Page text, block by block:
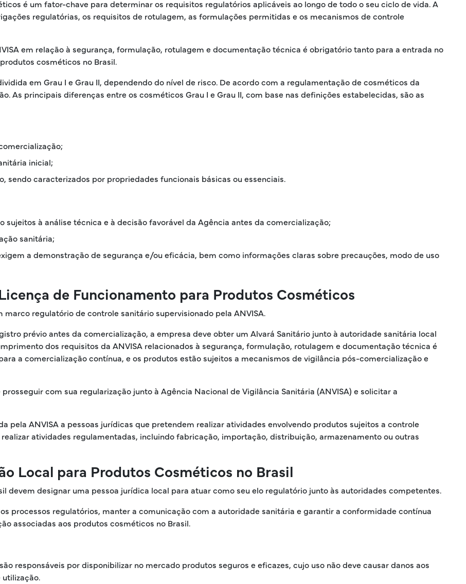
é um fator-chave para determinar os requisitos regulatórios aplicáveis ao longo de todo o seu ciclo de vida. A
regulatórias, os requisitos de rotulagem, as formulações permitidas e os mecanismos de controle
em relação à segurança, formulação, rotulagem e documentação técnica é obrigatório tanto para a entrada no
cosméticos no Brasil.
em Grau I e Grau II, dependendo do nível de risco. De acordo com a regulamentação de cosméticos da
As principais diferenças entre os cosméticos Grau I e Grau II, com base nas definições estabelecidas, são as
inicial;
sendo caracterizados por propriedades funcionais básicas ou essenciais.
sujeitos à análise técnica e à decisão favorável da Agência antes da comercialização;
sanitária;
a demonstração de segurança e/ou eficácia, bem como informações claras sobre precauções, modo de uso
de Funcionamento para Produtos Cosméticos
regulatório de controle sanitário supervisionado pela ANVISA.
prévio antes da comercialização, a empresa deve obter um Alvará Sanitário junto à autoridade sanitária local
dos requisitos da ANVISA relacionados à segurança, formulação, rotulagem e documentação técnica é
a comercialização contínua, e os produtos estão sujeitos a mecanismos de vigilância pós-comercialização e
com sua regularização junto à Agência Nacional de Vigilância Sanitária (ANVISA) e solicitar a
pela ANVISA a pessoas jurídicas que pretendem realizar atividades envolvendo produtos sujeitos a controle
atividades regulamentadas, incluindo fabricação, importação, distribuição, armazenamento ou outras
Local para Produtos Cosméticos no Brasil
devem designar uma pessoa jurídica local para atuar como seu elo regulatório junto às autoridades competentes.
processos regulatórios, manter a comunicação com a autoridade sanitária e garantir a conformidade contínua
associadas aos produtos cosméticos no Brasil.
responsáveis por disponibilizar no mercado produtos seguros e eficazes, cujo uso não deve causar danos aos